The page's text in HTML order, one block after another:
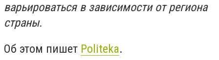
варьироваться в зависимости от региона
страны.
Об этом пишет Politeka.